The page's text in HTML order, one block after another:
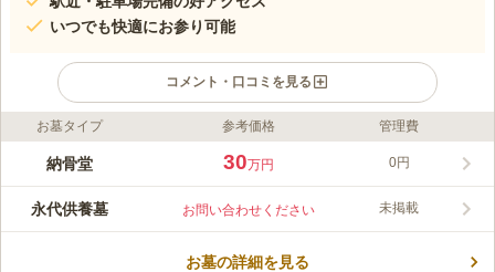
いつでも快適にお参り可能
コメント・口コミを見る
ライフドット編集部のコメント
専修寺つくば分院の「涅槃堂」は、お釈迦様の涅槃像を模した御
高田派の作法で僧侶が毎日お勤めを行い、永代にわたって供養し
ます。天候に左右されず快適にお参りできる環境で、予約すれば
す。アクセスも便利で、つくば駅から約12分、桜土浦ICから車で
お墓タイプ 参考価格 管理費
納骨堂 30万円 0円
永代供養墓 お問い合わせください 未掲載
お墓の詳細を見る